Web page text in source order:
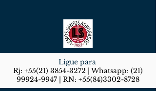
Ligue para
Rj: +55(21) 3854-3272 | Whatsapp: (21)
99924-9947 | RN: +55(84)3302-8728